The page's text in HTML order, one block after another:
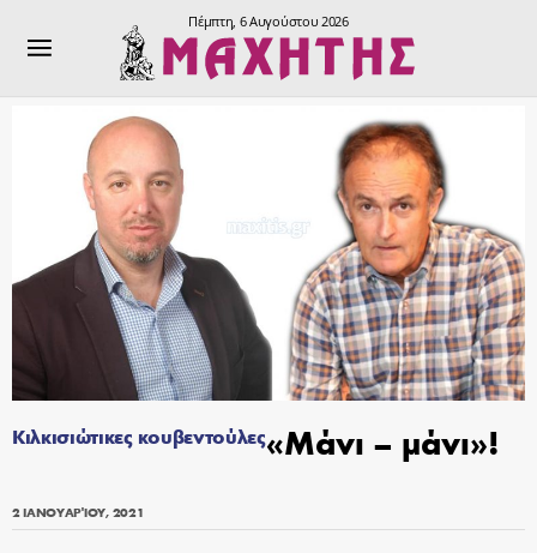
Πέμπτη, 6 Αυγούστου 2026
Κιλκισιώτικες κουβεντούλες«Μάνι – μάνι»!
2 ΙΑΝΟΥΑΡΊΟΥ, 2021